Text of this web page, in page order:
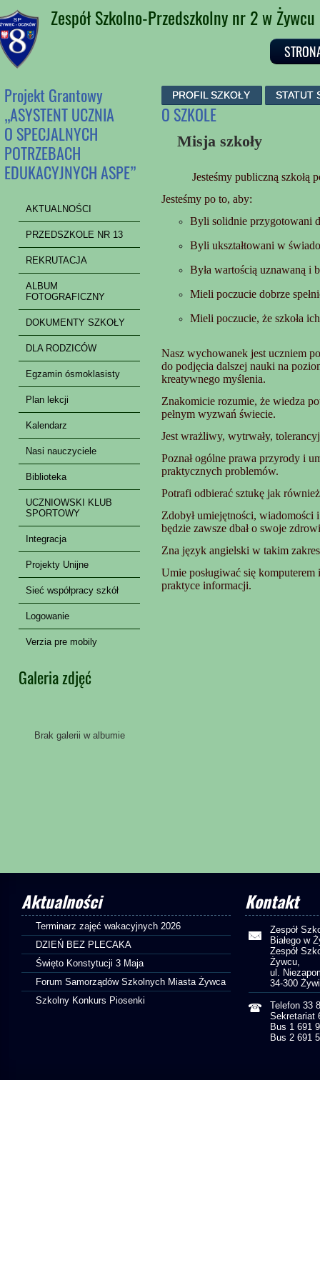
Zespół Szkolno-Przedszkolny nr 2 w Żywcu
Projekt Grantowy
„ASYSTENT UCZNIA
O SPECJALNYCH
POTRZEBACH
EDUKACYJNYCH ASPE”
AKTUALNOŚCI
PRZEDSZKOLE NR 13
REKRUTACJA
ALBUM
FOTOGRAFICZNY
DOKUMENTY SZKOŁY
DLA RODZICÓW
Egzamin ósmoklasisty
Plan lekcji
Kalendarz
Nasi nauczyciele
Biblioteka
UCZNIOWSKI KLUB
SPORTOWY
Integracja
Projekty Unijne
Sieć współpracy szkół
Logowanie
Verzia pre mobily
Galeria zdjęć
Brak galerii w albumie
PROFIL SZKOŁY STATUT
O SZKOLE
Misja szkoły
Jesteśmy publiczną
Jesteśmy po to, aby:
Byli solidnie przygotowani
Byli ukształtowani w
Była wartością uznawaną i
Mieli poczucie dobrze
Mieli poczucie, że szkoła
Nasz wychowanek jest uczniem
do podjęcia dalszej nauki na
kreatywnego myślenia.
Znakomicie rozumie, że wiedza
pełnym wyzwań świecie.
Jest wrażliwy, wytrwały,
Poznał ogólne prawa przyrody i
praktycznych problemów.
Potrafi odbierać sztukę jak
Zdobył umiejętności, wiadomości
będzie zawsze dbał o swoje
Zna język angielski w takim
Umie posługiwać się
praktyce informacji.
Aktualności
Terminarz zajęć wakacyjnych 2026
DZIEŃ BEZ PLECAKA
Święto Konstytucji 3 Maja
Forum Samorządów Szkolnych Miasta Żywca
Szkolny Konkurs Piosenki
Kontakt
Zespół
Białego w
Zespół
Żywcu,
ul.
34-300
Telefon 33
Sekretariat
Bus 1 691
Bus 2 691